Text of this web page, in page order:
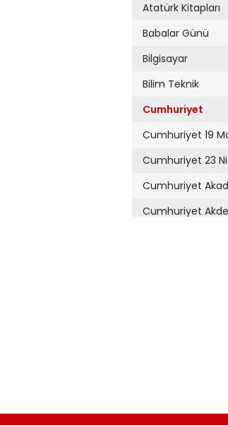
Atatürk Kitapları
Babalar Günü
Bilgisayar
Bilim Teknik
Cumhuriyet
Cumhuriyet 19
Cumhuriyet 23
Cumhuriyet
Cumhuriyet
Cumhuriyet